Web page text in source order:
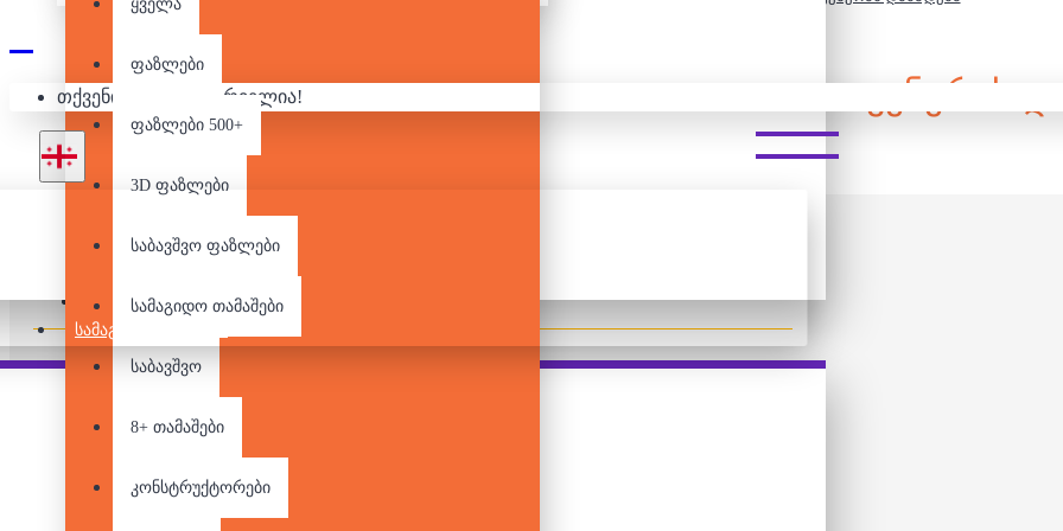
ᲡᲐᲛᲐᲒᲘᲓᲝ ᲗᲐᲛᲐᲨᲔᲑᲘ
ყველა
ფაზლები
ფაზლები 500+
3D ფაზლები
საბავშვო ფაზლები
სამაგიდო თამაშები
საბავშვო
8+ თამაშები
კონსტრუქტორები
თქვენი კალათა ცარიელია! 4000 ᲓᲔᲢᲐᲚᲘᲐᲜᲘ ᲤᲐᲖᲚᲘ - ᲕᲔᲜᲔᲠᲐᲡ
Pair it With People Also Bought